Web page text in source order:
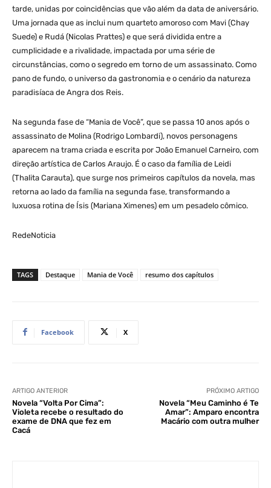
tarde, unidas por coincidências que vão além da data de aniversário.
Uma jornada que as inclui num quarteto amoroso com Mavi (Chay
Suede) e Rudá (Nicolas Prattes) e que será dividida entre a
cumplicidade e a rivalidade, impactada por uma série de
circunstâncias, como o segredo em torno de um assassinato. Como
pano de fundo, o universo da gastronomia e o cenário da natureza
paradisíaca de Angra dos Reis.
Na segunda fase de “Mania de Você”, que se passa 10 anos após o
assassinato de Molina (Rodrigo Lombardi), novos personagens
aparecem na trama criada e escrita por João Emanuel Carneiro, com
direção artística de Carlos Araujo. É o caso da família de Leidi
(Thalita Carauta), que surge nos primeiros capítulos da novela, mas
retorna ao lado da família na segunda fase, transformando a
luxuosa rotina de Ísis (Mariana Ximenes) em um pesadelo cômico.
RedeNoticia
TAGS Destaque Mania de Você resumo dos capítulos
Facebook X
ARTIGO ANTERIOR
Novela “Volta Por Cima”:
Violeta recebe o resultado do
exame de DNA que fez em
Cacá
PRÓXIMO ARTIGO
Novela “Meu Caminho é Te
Amar”: Amparo encontra
Macário com outra mulher